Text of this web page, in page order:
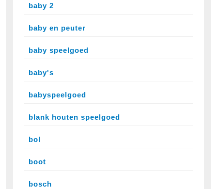
baby 2
baby en peuter
baby speelgoed
baby's
babyspeelgoed
blank houten speelgoed
bol
boot
bosch